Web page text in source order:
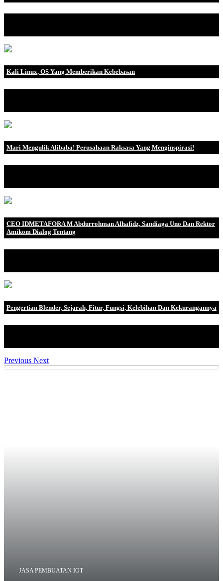
Kali Linux, OS Yang Memberikan Kebebasan
Mari Mengulik Alibaba! Perusahaan Raksasa Yang Menginspirasi!
CEO IDMETAFORA M Abdurrohman Alhafidz, Sandiaga Uno Dan Rektor
Amikom Dialog Tentang
Pengertian Blender, Sejarah, Fitur, Fungsi, Kelebihan Dan Kekurangannya
Previous Next
JASA PEMBUATAN IOT